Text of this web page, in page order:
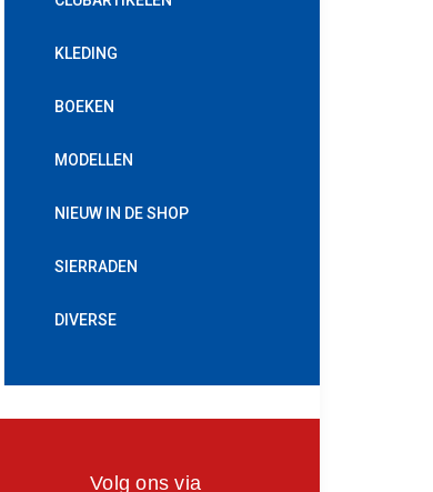
KLEDING
BOEKEN
MODELLEN
NIEUW IN DE SHOP
SIERRADEN
DIVERSE
Volg ons via